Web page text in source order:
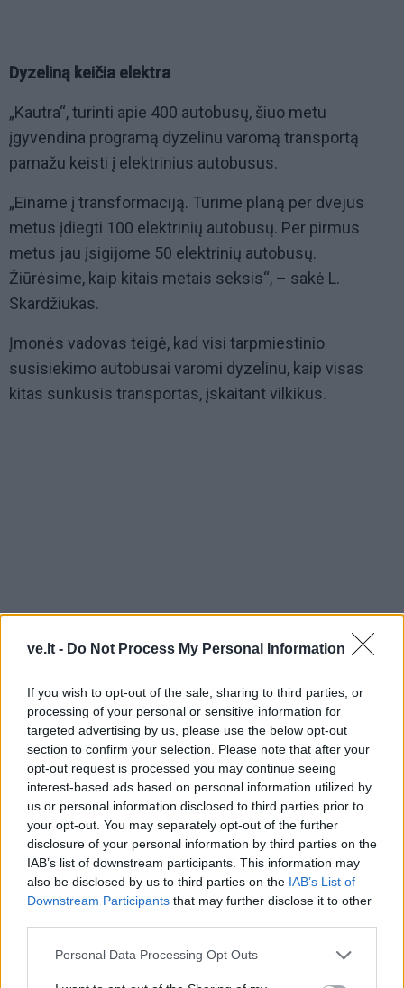
ve.lt - Do Not Process My Personal Information
If you wish to opt-out of the sale, sharing to third parties, or
processing of your personal or sensitive information for
targeted advertising by us, please use the below opt-out
section to confirm your selection. Please note that after your
opt-out request is processed you may continue seeing
interest-based ads based on personal information utilized by
us or personal information disclosed to third parties prior to
your opt-out. You may separately opt-out of the further
disclosure of your personal information by third parties on the
IAB’s list of downstream participants. This information may
also be disclosed by us to third parties on the IAB’s List of
Downstream Participants that may further disclose it to other
Personal Data Processing Opt Outs
Dyzeliną keičia elektra
„Kautra“, turinti apie 400 autobusų, šiuo metu
įgyvendina programą dyzelinu varomą transportą
pamažu keisti į elektrinius autobusus.
„Einame į transformaciją. Turime planą per dvejus
metus įdiegti 100 elektrinių autobusų. Per pirmus
metus jau įsigijome 50 elektrinių autobusų.
Žiūrėsime, kaip kitais metais seksis“, – sakė L.
Skardžiukas.
Įmonės vadovas teigė, kad visi tarpmiestinio
susisiekimo autobusai varomi dyzelinu, kaip visas
kitas sunkusis transportas, įskaitant vilkikus.
Dešimtadaliu pakėlė kainas
„Lietuvos geležinkeliai“ (LTG) skelbia, kad nuo birželio
1 d. tarpmiestinio viešojo susisiekimo geležinkeliu
bilietų kainas vidutiniškai kelia 11 proc.
„Lietuvos geležinkeliai“ nuo birželio 1 d. tarpmiestinio
viešojo susisiekimo geležinkeliu bilietų kainas
LTG grupės keleivių vežimo įmonės „LTG Link“ atstovė
Kotryna DzikaraitėAlfa.lt teigė, kad šie pokyčiai